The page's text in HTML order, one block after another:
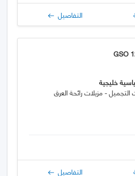
التفاصيل
GSO
خليجية
- مزيلات رائحة العرق
التفاصيل